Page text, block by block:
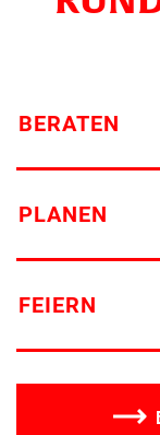
BERATEN
PLANEN
FEIERN